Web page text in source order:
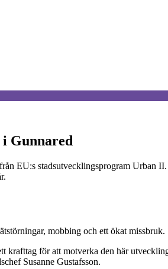
Gunnared
EU:s stadsutvecklingsprogram Urban
mobbing och ett ökat missbruk.
för att motverka den här
Susanne Gustafsson.